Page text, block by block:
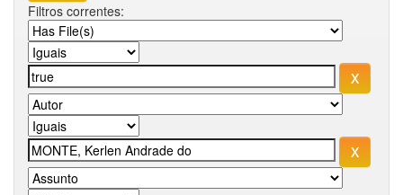
Filtros correntes: